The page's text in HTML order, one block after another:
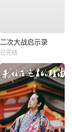
二次大战启示录
已完结